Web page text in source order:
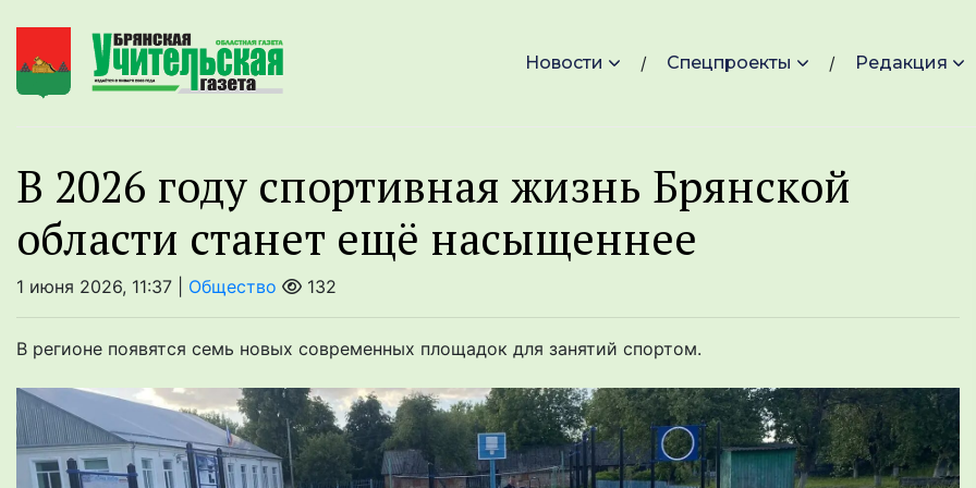
Новости Спецпроекты Редакция
В 2026 году спортивная жизнь Брянской
области станет ещё насыщеннее
1 июня 2026, 11:37 | Общество 132
В регионе появятся семь новых современных площадок для занятий спортом.